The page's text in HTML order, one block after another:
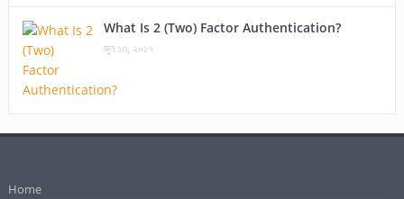
What Is 2 (Two) Factor Authentication?
জুন ১৩, ২০১৭
Home